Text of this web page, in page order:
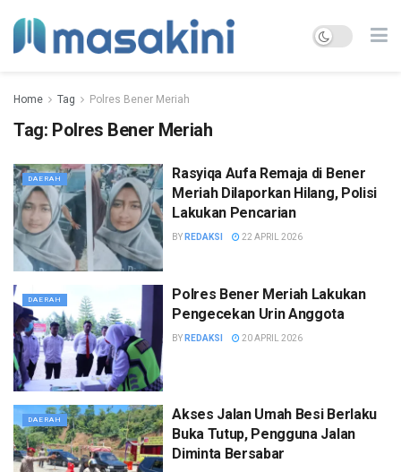
Home Tag Polres Bener Meriah
Tag: Polres Bener Meriah
DAERAH
Rasyiqa Aufa Remaja di Bener
Meriah Dilaporkan Hilang, Polisi
Lakukan Pencarian
BY REDAKSI 22 APRIL 2026
DAERAH
Polres Bener Meriah Lakukan
Pengecekan Urin Anggota
BY REDAKSI 20 APRIL 2026
DAERAH
Akses Jalan Umah Besi Berlaku
Buka Tutup, Pengguna Jalan
Diminta Bersabar